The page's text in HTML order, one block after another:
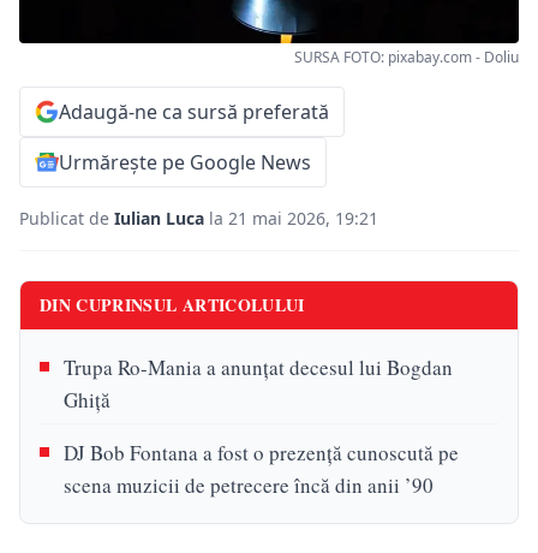
SURSA FOTO: pixabay.com - Doliu
Adaugă-ne ca sursă preferată
Urmărește pe Google News
Publicat de Iulian Luca la 21 mai 2026, 19:21
DIN CUPRINSUL ARTICOLULUI
Trupa Ro-Mania a anunțat decesul lui Bogdan
Ghiță
DJ Bob Fontana a fost o prezență cunoscută pe
scena muzicii de petrecere încă din anii ’90